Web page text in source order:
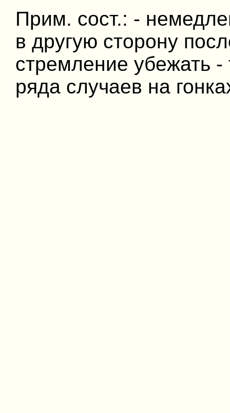
Прим. сост.: -
в другую сторону
стремление убежать -
ряда случаев на